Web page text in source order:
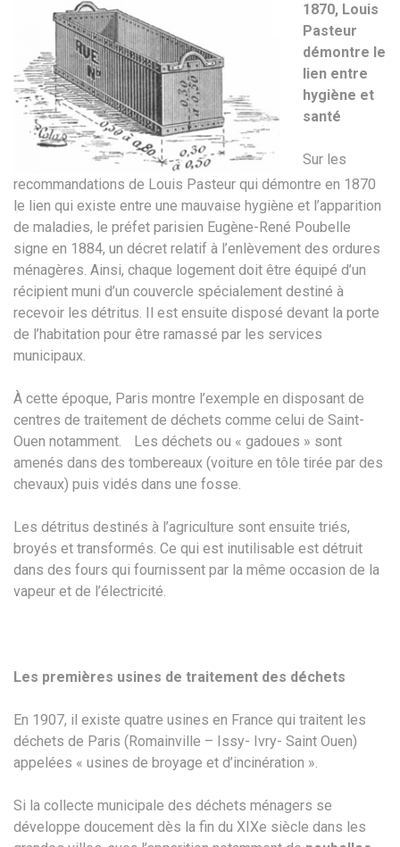
1870, Louis
Pasteur
démontre le
lien entre
hygiène et
santé
Sur les
recommandations de Louis Pasteur qui démontre en 1870
le lien qui existe entre une mauvaise hygiène et l’apparition
de maladies, le préfet parisien Eugène-René Poubelle
signe en 1884, un décret relatif à l’enlèvement des ordures
ménagères. Ainsi, chaque logement doit être équipé d’un
récipient muni d’un couvercle spécialement destiné à
recevoir les détritus. Il est ensuite disposé devant la porte
de l’habitation pour être ramassé par les services
municipaux.
À cette époque, Paris montre l’exemple en disposant de
centres de traitement de déchets comme celui de Saint-
Ouen notamment. Les déchets ou « gadoues » sont
amenés dans des tombereaux (voiture en tôle tirée par des
chevaux) puis vidés dans une fosse.
Les détritus destinés à l’agriculture sont ensuite triés,
broyés et transformés. Ce qui est inutilisable est détruit
dans des fours qui fournissent par la même occasion de la
vapeur et de l’électricité.
Les premières usines de traitement des déchets
En 1907, il existe quatre usines en France qui traitent les
déchets de Paris (Romainville – Issy- Ivry- Saint Ouen)
appelées « usines de broyage et d’incinération ».
Si la collecte municipale des déchets ménagers se
développe doucement dès la fin du XIXe siècle dans les